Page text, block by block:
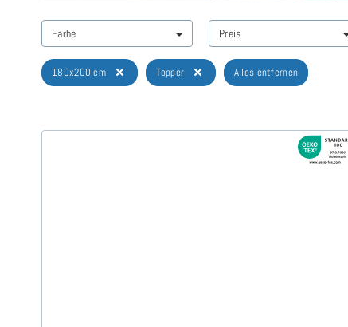
Farbe Preis
180x200 cm Topper Alles entfernen